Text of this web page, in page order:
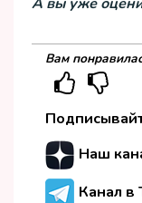
Вам
Наш
Канал в